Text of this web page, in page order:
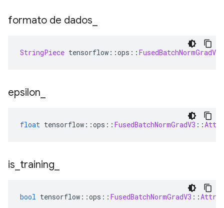
formato de dados
StringPiece tensorflow ::ops :: FusedBatchNormGradV3
epsilon
float tensorflow ::ops :: FusedBatchNormGradV3 ::Attrs
is training
bool tensorflow ::ops :: FusedBatchNormGradV3 ::Attrs